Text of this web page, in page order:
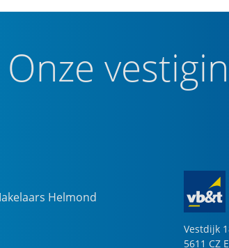
Onze
Helmond
Vestdijk
5611 CZ